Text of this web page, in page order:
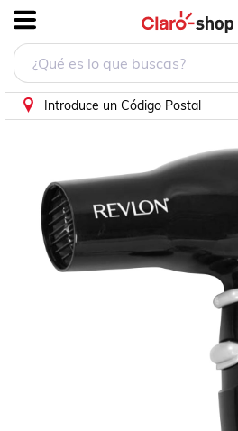
Introduce un Código Postal
Secadora Revlon compacta